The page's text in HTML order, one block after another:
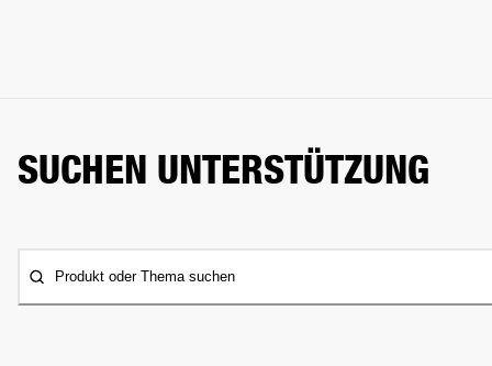
SUCHEN UNTERSTÜTZUNG
Produkt oder Thema suchen